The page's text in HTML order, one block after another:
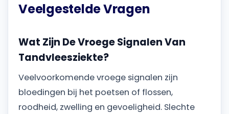
Veelgestelde Vragen
Wat Zijn De Vroege Signalen Van
Tandvleesziekte?
Veelvoorkomende vroege signalen zijn
bloedingen bij het poetsen of flossen,
roodheid, zwelling en gevoeligheid. Slechte